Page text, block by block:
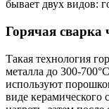
бывает двух видов:
Горячая сварка
Такая технология
металла до 300-
используют
виде